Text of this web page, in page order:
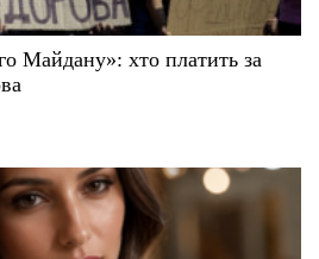
Майдану»: хто платить за